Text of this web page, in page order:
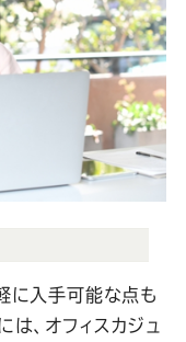
に入手可能な点も
は、オフィスカジュ